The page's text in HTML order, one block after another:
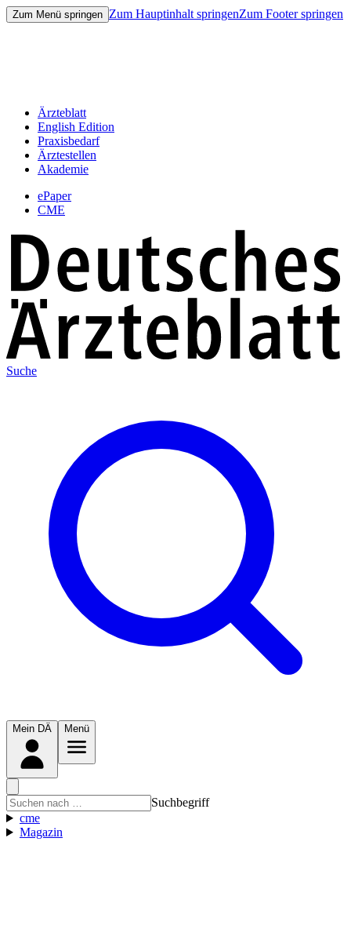
Zum Menü springen Zum Hauptinhalt springenZum Footer springen
Ärzteblatt
English Edition
Praxisbedarf
Ärztestellen
Akademie
ePaper
CME
Suche
Mein DÄ Menü
Suchbegriff
cme
Magazin